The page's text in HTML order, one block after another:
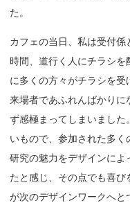
た。
カフェの当日、私は受付
時間、道行く人にチラシを
に多くの方々がチラシを
来場者であふれんばかりに
ず感極まってしまいました
いもので、参加された多
研究の魅力をデザインによ
たと感じ、その点でも喜
が次のデザインワークへと